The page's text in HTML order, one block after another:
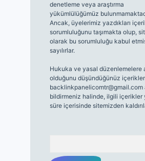
denetleme veya araştırma
yükümlülüğümüz
Ancak, üyelerimiz yazdıkları
sorumluluğunu taşımakta olup,
olarak bu sorumluluğu kabul
sayılırlar.
Hukuka ve yasal düzenlemelere
olduğunu düşündüğünüz
backlinkpanelicomtr@gmail.com
bildirmeniz halinde, ilgili içerikler
süre içerisinde sitemizden